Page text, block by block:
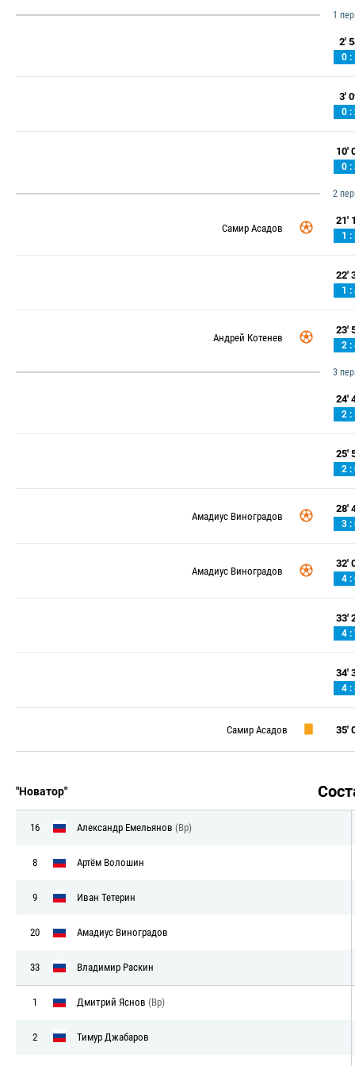
1
2'
0 :
3'
0 :
10'
0 :
2
Самир Асадов
21'
1 :
22'
1 :
Андрей Котенев
23'
2 :
3
24'
2 :
25'
2 :
Амадиус Виноградов
28'
3 :
Амадиус Виноградов
32'
4 :
33'
4 :
34'
4 :
Самир Асадов 35'
"Новатор"
16 Александр Емельянов (Вр)
8 Артём Волошин
9 Иван Тетерин
20 Амадиус Виноградов
33 Владимир Раскин
1 Дмитрий Яснов (Вр)
2 Тимур Джабаров